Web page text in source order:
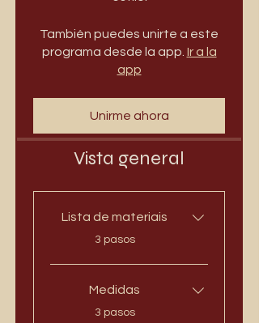
También puedes unirte a este
programa desde la app. Ir a la
app
Unirme ahora
Vista general
Lista de materiais
.
3 pasos
Medidas
.
3 pasos